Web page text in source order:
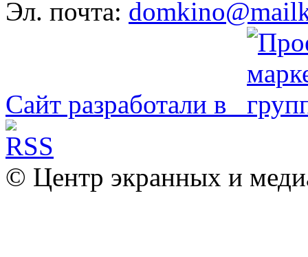
Эл. почта:
Сайт разработали в
© Центр экранных и